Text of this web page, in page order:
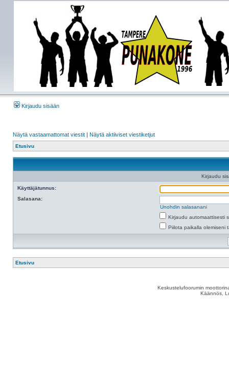
Kirjaudu sisään
Näytä vastaamattomat viestit | Näytä aktiiviset viestiketjut
Etusivu
Kirjaudu
Käyttäjätunnus:
Salasana:
Unohdin salasanani
Kirjaudu automaattisesti
Piilota paikalla olemiseni
Etusivu
Keskustelufoorumin
Käännös,